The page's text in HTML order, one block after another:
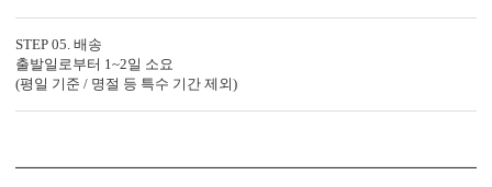
단품 가격만 보지 말고, 필수 추가 옵션까지 포함한
최종 가격으로 비교해 보세요.
STEP 05. 배송
출발일로부터 1~2일 소요
(평일 기준 / 명절 등 특수 기간 제외)